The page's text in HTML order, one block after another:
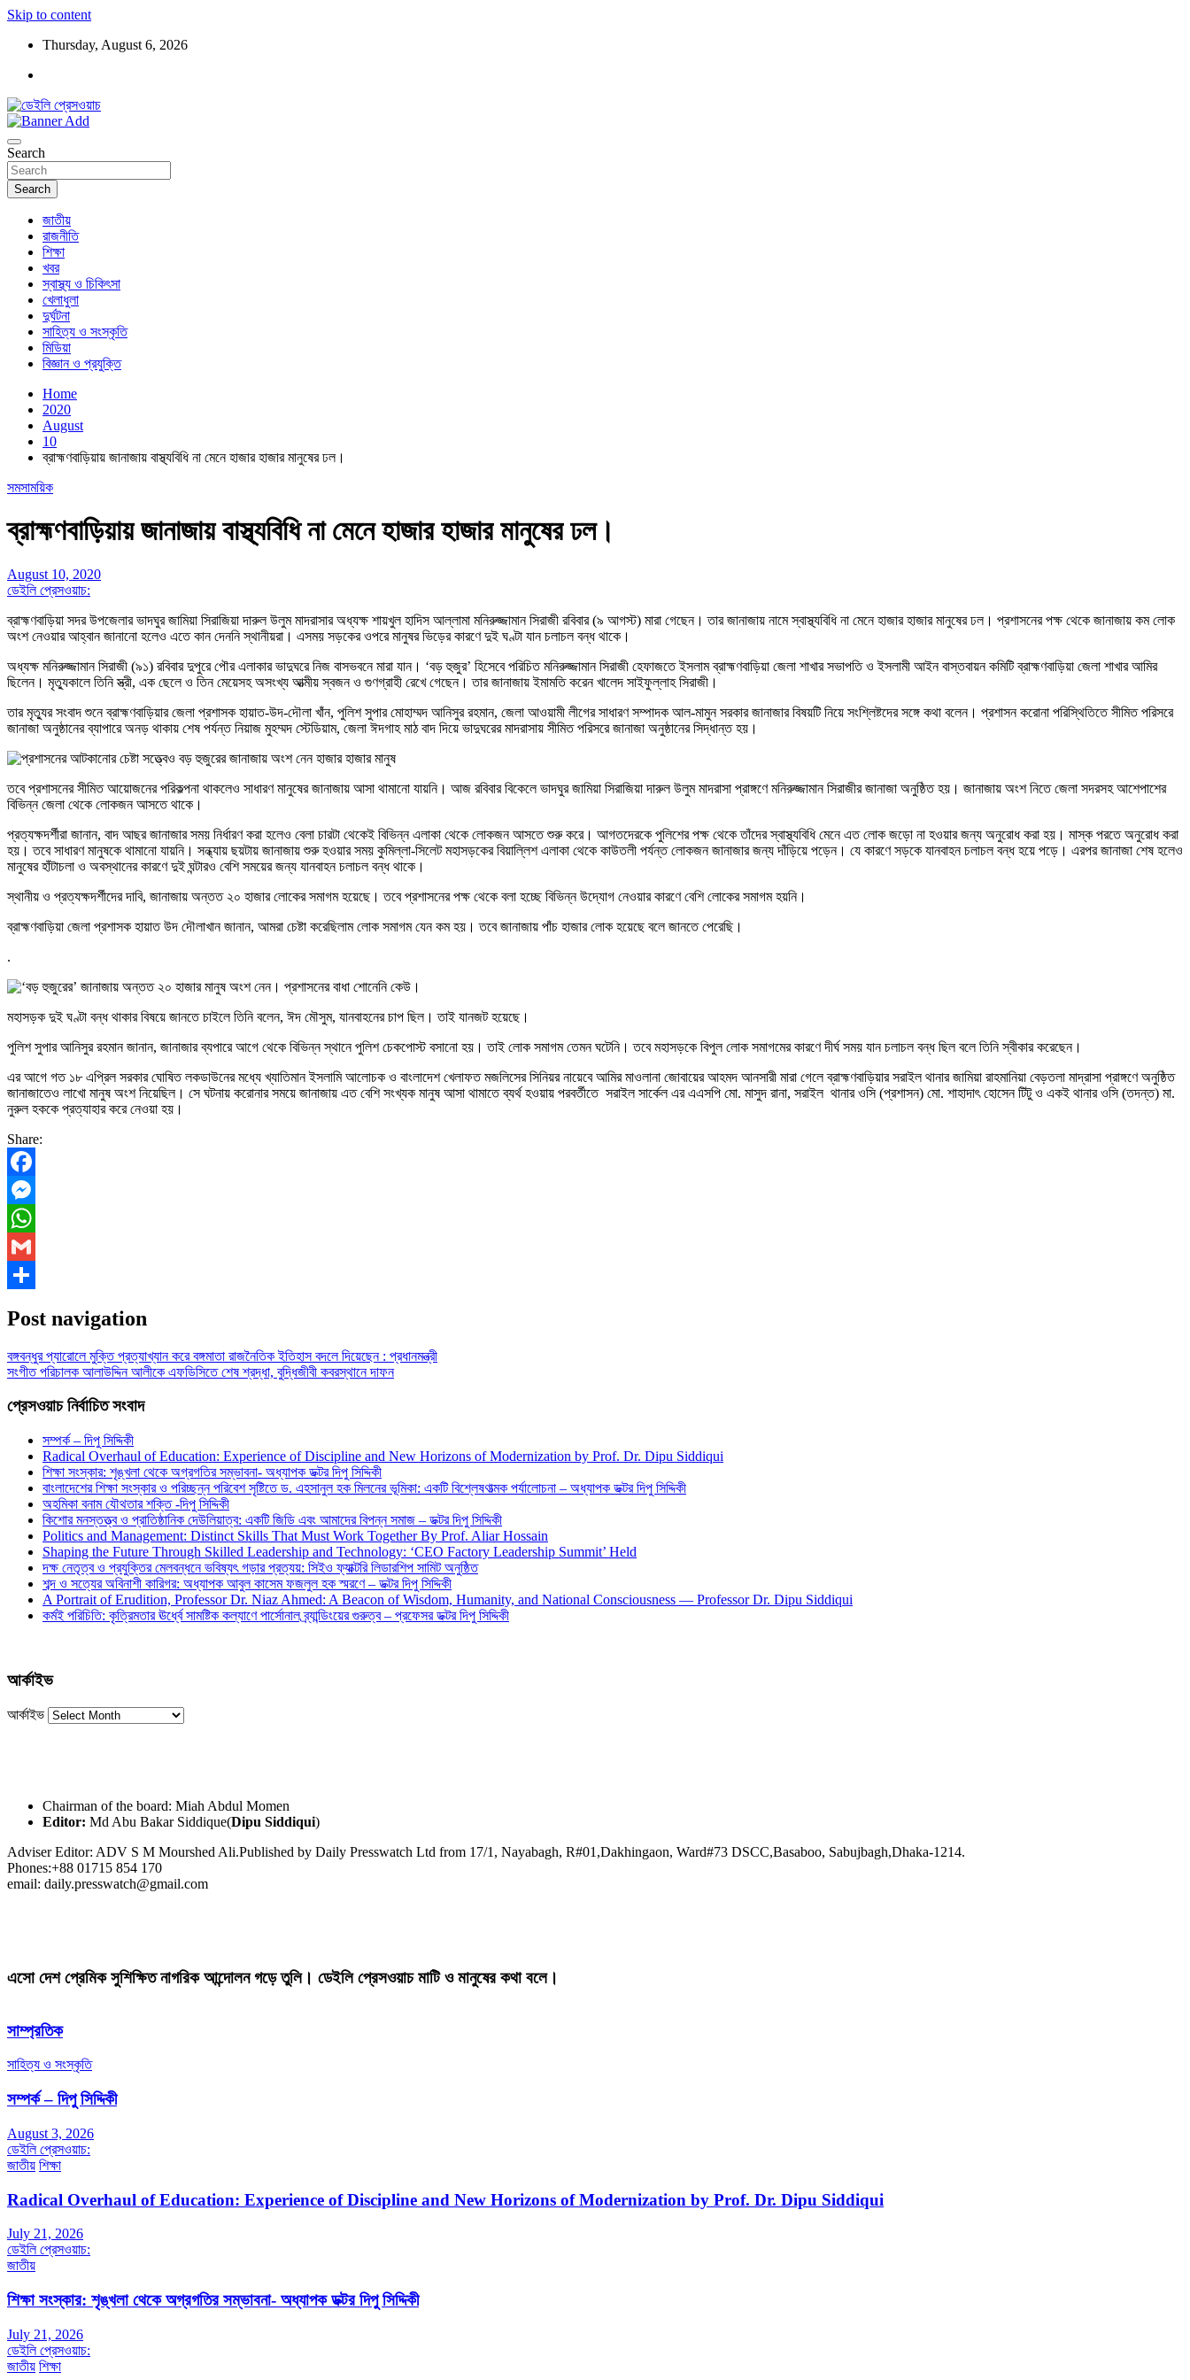
Skip to content
Thursday, August 6, 2026
ডেইলি প্রেসওয়াচ
Search
Search
জাতীয়
রাজনীতি
শিক্ষা
খবর
স্বাস্থ্য ও চিকিৎসা
খেলাধুলা
দুর্ঘটনা
সাহিত্য ও সংস্কৃতি
মিডিয়া
বিজ্ঞান ও প্রযুক্তি
Home
2020
August
10
ব্রাহ্মণবাড়িয়ায় জানাজায় বাস্থ্যবিধি না মেনে হাজার হাজার মানুষের ঢল।
সমসাময়িক
ব্রাহ্মণবাড়িয়ায় জানাজায় বাস্থ্যবিধি না মেনে হাজার হাজার মানুষের ঢল।
August 10, 2020
ডেইলি প্রেসওয়াচ:
ব্রাহ্মণবাড়িয়া সদর উপজেলার ভাদঘুর জামিয়া সিরাজিয়া দারুল উলুম মাদরাসার অধ্যক্ষ শায়খুল হাদিস আল্লামা মনিরুজ্জামান সিরাজী রবিবার (৯ আগস্ট) মারা গেছেন। তার জানাজায় নামে স্বাস্থ্যবিধি না মেনে হাজার হাজার মানুষের ঢল। প্রশাসনের পক্ষ থেকে জানাজায় কম লোক
অংশ নেওয়ার আহ্বান জানানো হলেও এতে কান দেননি স্থানীয়রা। এসময় সড়কের ওপরে মানুষর ভিড়ের কারণে দুই ঘণ্টা যান চলাচল বন্ধ থাকে।
অধ্যক্ষ মনিরুজ্জামান সিরাজী (৯১) রবিবার দুপুরে পৌর এলাকার ভাদুঘরে নিজ বাসভবনে মারা যান। ‘বড় হুজুর’ হিসেবে পরিচিত মনিরুজ্জামান সিরাজী হেফাজতে ইসলাম ব্রাহ্মণবাড়িয়া জেলা শাখার সভাপতি ও ইসলামী আইন বাস্তবায়ন কমিটি ব্রাহ্মণবাড়িয়া জেলা শাখার আমির
ছিলেন। মৃত্যুকালে তিনি স্ত্রী, এক ছেলে ও তিন মেয়েসহ অসংখ্য আত্মীয় স্বজন ও গুণগ্রাহী রেখে গেছেন। তার জানাজায় ইমামতি করেন খালেদ সাইফুল্লাহ সিরাজী।
তার মৃত্যুর সংবাদ শুনে ব্রাহ্মণবাড়িয়ার জেলা প্রশাসক হায়াত-উদ-দৌলা খাঁন, পুলিশ সুপার মোহাম্মদ আনিসুর রহমান, জেলা আওয়ামী লীগের সাধারণ সম্পাদক আল-মামুন সরকার জানাজার বিষয়টি নিয়ে সংশ্লিষ্টদের সঙ্গে কথা বলেন। প্রশাসন করোনা পরিস্থিতিতে সীমিত পরিসরে
জানাজা অনুষ্ঠানের ব্যাপারে অনড় থাকায় শেষ পর্যন্ত নিয়াজ মুহম্মদ স্টেডিয়াম, জেলা ঈদগাহ মাঠ বাদ দিয়ে ভাদুঘরের মাদরাসায় সীমিত পরিসরে জানাজা অনুষ্ঠানের সিদ্ধান্ত হয়।
তবে প্রশাসনের সীমিত আয়োজনের পরিকল্পনা থাকলেও সাধারণ মানুষের জানাজায় আসা থামানো যায়নি। আজ রবিবার বিকেলে ভাদঘুর জামিয়া সিরাজিয়া দারুল উলুম মাদরাসা প্রাঙ্গণে মনিরুজ্জামান সিরাজীর জানাজা অনুষ্ঠিত হয়। জানাজায় অংশ নিতে জেলা সদরসহ আশেপাশের
বিভিন্ন জেলা থেকে লোকজন আসতে থাকে।
প্রত্যক্ষদর্শীরা জানান, বাদ আছর জানাজার সময় নির্ধারণ করা হলেও বেলা চারটা থেকেই বিভিন্ন এলাকা থেকে লোকজন আসতে শুরু করে। আগতদেরকে পুলিশের পক্ষ থেকে তাঁদের স্বাস্থ্যবিধি মেনে এত লোক জড়ো না হওয়ার জন্য অনুরোধ করা হয়। মাস্ক পরতে অনুরোধ করা
হয়। তবে সাধারণ মানুষকে থামানো যায়নি। সন্ধ্যায় ছয়টায় জানাজায় শুরু হওয়ার সময় কুমিল্লা-সিলেট মহাসড়কের বিয়াল্লিশ এলাকা থেকে কাউতলী পর্যন্ত লোকজন জানাজার জন্য দাঁড়িয়ে পড়েন। যে কারণে সড়কে যানবাহন চলাচল বন্ধ হয়ে পড়ে। এরপর জানাজা শেষ হলেও
মানুষের হাঁটাচলা ও অবস্থানের কারণে দুই ঘন্টারও বেশি সময়ের জন্য যানবাহন চলাচল বন্ধ থাকে।
স্থানীয় ও প্রত্যক্ষদর্শীদের দাবি, জানাজায় অন্তত ২০ হাজার লোকের সমাগম হয়েছে। তবে প্রশাসনের পক্ষ থেকে বলা হচ্ছে বিভিন্ন উদ্যোগ নেওয়ার কারণে বেশি লোকের সমাগম হয়নি।
ব্রাহ্মণবাড়িয়া জেলা প্রশাসক হায়াত উদ দৌলাখান জানান, আমরা চেষ্টা করেছিলাম লোক সমাগম যেন কম হয়। তবে জানাজায় পাঁচ হাজার লোক হয়েছে বলে জানতে পেরেছি।
.
মহাসড়ক দুই ঘণ্টা বন্ধ থাকার বিষয়ে জানতে চাইলে তিনি বলেন, ঈদ মৌসুম, যানবাহনের চাপ ছিল। তাই যানজট হয়েছে।
পুলিশ সুপার আনিসুর রহমান জানান, জানাজার ব্যপারে আগে থেকে বিভিন্ন স্থানে পুলিশ চেকপোস্ট বসানো হয়। তাই লোক সমাগম তেমন ঘটেনি। তবে মহাসড়কে বিপুল লোক সমাগমের কারণে দীর্ঘ সময় যান চলাচল বন্ধ ছিল বলে তিনি স্বীকার করেছেন।
এর আগে গত ১৮ এপ্রিল সরকার ঘোষিত লকডাউনের মধ্যে খ্যাতিমান ইসলামি আলোচক ও বাংলাদেশ খেলাফত মজলিসের সিনিয়র নায়েবে আমির মাওলানা জোবায়ের আহমদ আনসারী মারা গেলে ব্রাহ্মণবাড়িয়ার সরাইল থানার জামিয়া রাহমানিয়া বেড়তলা মাদ্রাসা প্রাঙ্গণে অনুষ্ঠিত
জানাজাতেও লাখো মানুষ অংশ নিয়েছিল। সে ঘটনায় করোনার সময়ে জানাজায় এত বেশি সংখ্যক মানুষ আসা থামাতে ব্যর্থ হওয়ায় পরবর্তীতে সরাইল সার্কেল এর এএসপি মো. মাসুদ রানা, সরাইল থানার ওসি (প্রশাসন) মো. শাহাদাৎ হোসেন টিটু ও একই থানার ওসি (তদন্ত) মা.
নুরুল হককে প্রত্যাহার করে নেওয়া হয়।
Share:
Facebook
Messenger
WhatsApp
Gmail
Post navigation
বঙ্গবন্ধুর প্যারোলে মুক্তি প্রত্যাখ্যান করে বঙ্গমাতা রাজনৈতিক ইতিহাস বদলে দিয়েছেন : প্রধানমন্ত্রী
সংগীত পরিচালক আলাউদ্দিন আলীকে এফডিসিতে শেষ শ্রদ্ধা, বুদ্ধিজীবী কবরস্থানে দাফন
প্রেসওয়াচ নির্বাচিত সংবাদ
সম্পর্ক – দিপু সিদ্দিকী
Radical Overhaul of Education: Experience of Discipline and New Horizons of Modernization by Prof. Dr. Dipu Siddiqui
শিক্ষা সংস্কার: শৃঙ্খলা থেকে অগ্রগতির সম্ভাবনা- অধ্যাপক ডক্টর দিপু সিদ্দিকী
বাংলাদেশের শিক্ষা সংস্কার ও পরিচ্ছন্ন পরিবেশ সৃষ্টিতে ড. এহসানুল হক মিলনের ভূমিকা: একটি বিশ্লেষণাত্মক পর্যালোচনা – অধ্যাপক ডক্টর দিপু সিদ্দিকী
অহমিকা বনাম যৌথতার শক্তি -দিপু সিদ্দিকী
কিশোর মনস্তত্ত্ব ও প্রাতিষ্ঠানিক দেউলিয়াত্ব: একটি জিডি এবং আমাদের বিপন্ন সমাজ – ডক্টর দিপু সিদ্দিকী
Politics and Management: Distinct Skills That Must Work Together By Prof. Aliar Hossain
Shaping the Future Through Skilled Leadership and Technology: ‘CEO Factory Leadership Summit’ Held
দক্ষ নেতৃত্ব ও প্রযুক্তির মেলবন্ধনে ভবিষ্যৎ গড়ার প্রত্যয়: সিইও ফ্যাক্টরি লিডারশিপ সামিট অনুষ্ঠিত
শব্দ ও সত্যের অবিনাশী কারিগর: অধ্যাপক আবুল কাসেম ফজলুল হক স্মরণে – ডক্টর দিপু সিদ্দিকী
A Portrait of Erudition, Professor Dr. Niaz Ahmed: A Beacon of Wisdom, Humanity, and National Consciousness — Professor Dr. Dipu Siddiqui
কর্মই পরিচিতি: কৃত্রিমতার ঊর্ধ্বে সামষ্টিক কল্যাণে পার্সোনাল ব্র্যান্ডিংয়ের গুরুত্ব – প্রফেসর ডক্টর দিপু সিদ্দিকী
আর্কাইভ
আর্কাইভ
Chairman of the board: Miah Abdul Momen
Editor: Md Abu Bakar Siddique(Dipu Siddiqui)
Adviser Editor: ADV S M Mourshed Ali.Published by Daily Presswatch Ltd from 17/1, Nayabagh, R#01,Dakhingaon, Ward#73 DSCC,Basaboo, Sabujbagh,Dhaka-1214.
Phones:+88 01715 854 170
email: daily.presswatch@gmail.com
এসো দেশ প্রেমিক সুশিক্ষিত নাগরিক আন্দোলন গড়ে তুলি। ডেইলি প্রেসওয়াচ মাটি ও মানুষের কথা বলে।
সাম্প্রতিক
সাহিত্য ও সংস্কৃতি
সম্পর্ক – দিপু সিদ্দিকী
August 3, 2026
ডেইলি প্রেসওয়াচ:
জাতীয় শিক্ষা
Radical Overhaul of Education: Experience of Discipline and New Horizons of Modernization by Prof. Dr. Dipu Siddiqui
July 21, 2026
ডেইলি প্রেসওয়াচ:
জাতীয়
শিক্ষা সংস্কার: শৃঙ্খলা থেকে অগ্রগতির সম্ভাবনা- অধ্যাপক ডক্টর দিপু সিদ্দিকী
July 21, 2026
ডেইলি প্রেসওয়াচ:
জাতীয় শিক্ষা